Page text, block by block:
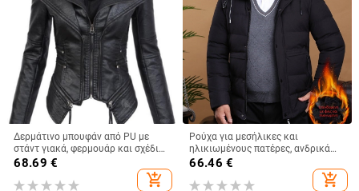
Δερμάτινο μπουφάν από PU με
στάντ γιακά, φερμουάρ και σχέδιο
patchwork
68.69 €
add_shopping_cart
Ρούχα για μεσήλικες και
ηλικιωμένους πατέρες, ανδρικά
χειμωνιάτικα ρούχα, με επένδυση
από φλις, χοντρό, ζεστό, άνετο,
βαμβακερό μπουφάν, ανδρικά
66.46 €
add_shopping_cart